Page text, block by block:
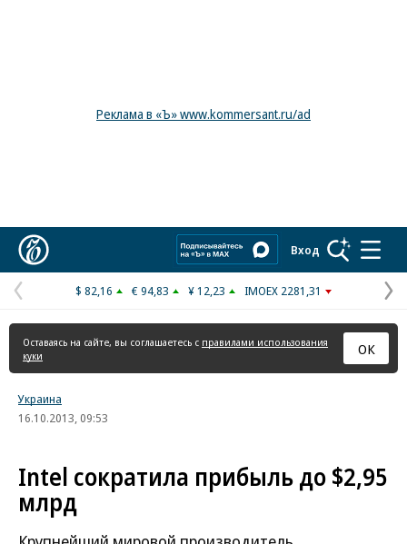
Реклама в «Ъ» www.kommersant.ru/ad
Вход
Предыдущая
страница
$ 82,16 € 94,83 ¥ 12,23 IMOEX 2281,31
Оставаясь на сайте, вы соглашаетесь с правилами использования
куки
ОК
Украина
16.10.2013, 09:53
Intel сократила прибыль до $2,95
млрд